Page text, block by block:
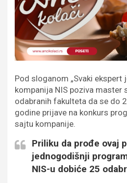
Pod sloganom „Svaki ekspert
kompanija NIS poziva master
odabranih fakulteta da se do
godine prijave na konkurs
sajtu kompanije.
Priliku da prođe ovaj
jednogodišnji
NIS-u dobiće 25